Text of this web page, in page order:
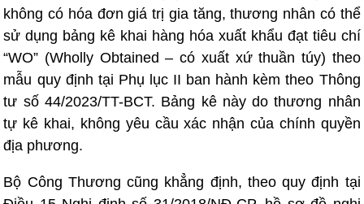
không có hóa đơn giá trị gia tăng, thương nhân có thể
sử dụng bảng kê khai hàng hóa xuất khẩu đạt tiêu chí
“WO” (Wholly Obtained – có xuất xứ thuần túy) theo
mẫu quy định tại Phụ lục II ban hành kèm theo Thông
tư số 44/2023/TT-BCT. Bảng kê này do thương nhân
tự kê khai, không yêu cầu xác nhận của chính quyền
địa phương.
Bộ Công Thương cũng khẳng định, theo quy định tại